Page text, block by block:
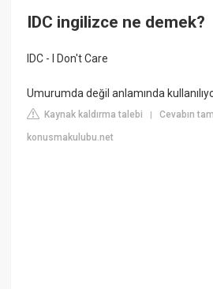
IDC ingilizce ne demek?
IDC - I Don't Care
Umurumda değil anlamında
Kaynak kaldırma talebi |Cevabın
konusmakulubu.net